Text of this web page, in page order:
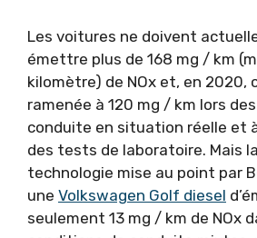
Les voitures ne doivent
émettre plus de 168 mg / km
kilomètre) de NOx et, en 2020,
ramenée à 120 mg / km lors
conduite en situation réelle et
des tests de laboratoire. Mais
technologie mise au point par
une Volkswagen Golf diesel
seulement 13 mg / km de NOx